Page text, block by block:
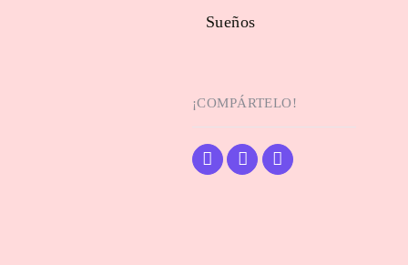
Sueños
¡COMPÁRTELO!